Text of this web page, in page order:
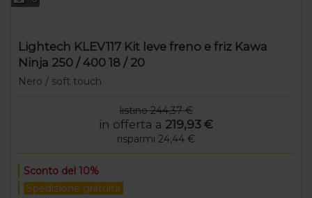
Lightech KLEV117 Kit leve freno e friz Kawa
Ninja 250 / 400 18 / 20
Nero / soft touch
listino 244,37 €
in offerta a 219,93 €
risparmi 24,44 €
Sconto del 10%
Spedizione gratuita